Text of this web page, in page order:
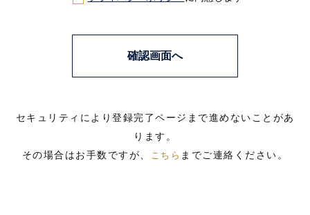
セキュリティにより登録完了ページまで進めないことがあ
ります。
その場合はお手数ですが、
こちら までご連絡ください。